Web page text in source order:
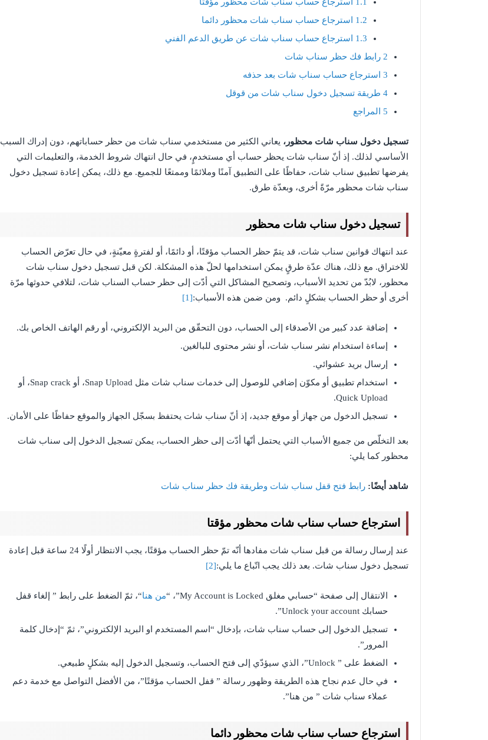
1.2 استرجاع حساب سناب شات محظور دائما
1.3 استرجاع حساب سناب شات عن طريق الدعم الفني
2 رابط فك حظر سناب شات
3 استرجاع حساب سناب شات بعد حذفه
4 طريقة تسجيل دخول سناب شات من قوقل
5 المراجع
تسجيل دخول سناب شات محظور، يعاني الكثير من مستخدمي سناب شات من حظر حساباتهم، دون إدراك السبب
الأساسي لذلك. إذ أنّ سناب شات يحظر حساب أي مستخدمٍ، في حال انتهاك شروط الخدمة، والتعليمات التي
يفرضها تطبيق سناب شات، حفاظًا على التطبيق آمنًا وملائمًا وممتعًا للجميع. مع ذلك، يمكن إعادة تسجيل دخول
سناب شات محظور مرّةً أخرى، وبعدّة طرق.
تسجيل دخول سناب شات محظور
عند انتهاك قوانين سناب شات، قد يتمّ حظر الحساب مؤقتًا، أو دائمًا، أو لفترةٍ معيّنةٍ، في حال تعرّض الحساب
للاختراق. مع ذلك، هناك عدّة طرقٍ يمكن استخدامها لحلّ هذه المشكلة. لكن قبل تسجيل دخول سناب شات
محظور، لابُدّ من تحديد الأسباب، وتصحيح المشاكل التي أدّت إلى حظر حساب السناب شات، لتلافي حدوثها مرّة
أخرى أو حظر الحساب بشكلٍ دائم. ومن ضمن هذه الأسباب:[1]
إضافة عدد كبير من الأصدقاء إلى الحساب، دون التحقّق من البريد الإلكتروني، أو رقم الهاتف الخاص بك.
إساءة استخدام نشر سناب شات، أو نشر محتوى للبالغين.
إرسال بريد عشوائي.
استخدام تطبيق أو مكوّن إضافي للوصول إلى خدمات سناب شات مثل Snap Upload، أو Snap crack، أو
Quick Upload.
تسجيل الدخول من جهاز أو موقع جديد، إذ أنّ سناب شات يحتفظ بسجّل الجهاز والموقع حفاظًا على الأمان.
بعد التخلّص من جميع الأسباب التي يحتمل أنّها أدّت إلى حظر الحساب، يمكن تسجيل الدخول إلى سناب شات
محظور كما يلي:
شاهد أيضًا: رابط فتح قفل سناب شات وطريقة فك حظر سناب شات
استرجاع حساب سناب شات محظور مؤقتا
عند إرسال رسالة من قبل سناب شات مفادها أنّه تمّ حظر الحساب مؤقتًا، يجب الانتظار أولًا 24 ساعة قبل إعادة
تسجيل دخول سناب شات. بعد ذلك يجب اتّباع ما يلي:[2]
الانتقال إلى صفحة “حسابي مغلق My Account is Locked”، “ من هنا“، ثمّ الضغط على رابط ” إلغاء قفل
حسابك Unlock your account”.
تسجيل الدخول إلى حساب سناب شات، بإدخال “اسم المستخدم او البريد الإلكتروني”، ثمّ “إدخال كلمة
المرور”.
الضغط على ” Unlock”، الذي سيؤدّي إلى فتح الحساب، وتسجيل الدخول إليه بشكلٍ طبيعي.
في حال عدم نجاح هذه الطريقة وظهور رسالة ” قفل الحساب مؤقتًا”، من الأفضل التواصل مع خدمة دعم
عملاء سناب شات ” من هنا”.
استرجاع حساب سناب شات محظور دائما